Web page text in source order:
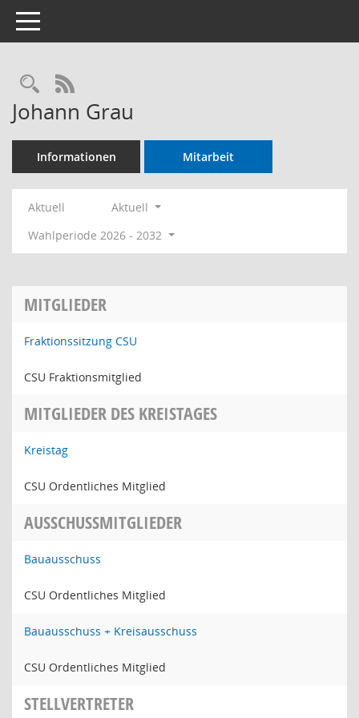
Toggle navigation
Rechercheauswahl
RSS-Feed
Johann Grau
Informationen Mitarbeit
Aktuell
Aktuell
Wahlperiode 2026 - 2032
MITGLIEDER
Fraktionssitzung CSU
CSU Fraktionsmitglied
MITGLIEDER DES KREISTAGES
Kreistag
CSU Ordentliches Mitglied
AUSSCHUSSMITGLIEDER
Bauausschuss
CSU Ordentliches Mitglied
Bauausschuss + Kreisausschuss
CSU Ordentliches Mitglied
STELLVERTRETER